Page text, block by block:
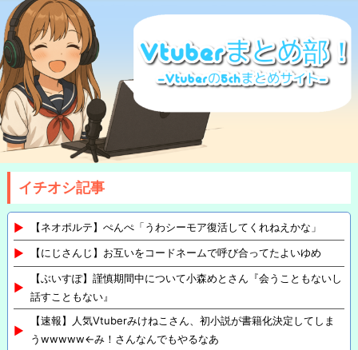
イチオシ記事
【ネオポルテ】ぺんぺ「うわシーモア復活してくれねえかな」
【にじさんじ】お互いをコードネームで呼び合ってたよいゆめ
【ぶいすぽ】謹慎期間中について小森めとさん『会うこともないし
話すこともない』
【速報】人気Vtuberみけねこさん、初小説が書籍化決定してしま
うwwwww←み！さんなんでもやるなあ